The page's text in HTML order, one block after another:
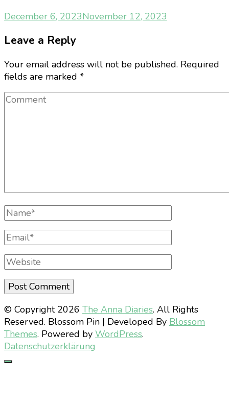
December 6, 2023November 12, 2023
Leave a Reply
Your email address will not be published. Required
fields are marked *
Comment
Full
Name
Email
Website
© Copyright 2026 The Anna Diaries. All Rights
Reserved. Blossom Pin | Developed By Blossom
Themes. Powered by WordPress.
Datenschutzerklärung